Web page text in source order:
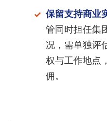
保留支持商业
管同时担任集
况，需单独评
权与工作地点
佣。